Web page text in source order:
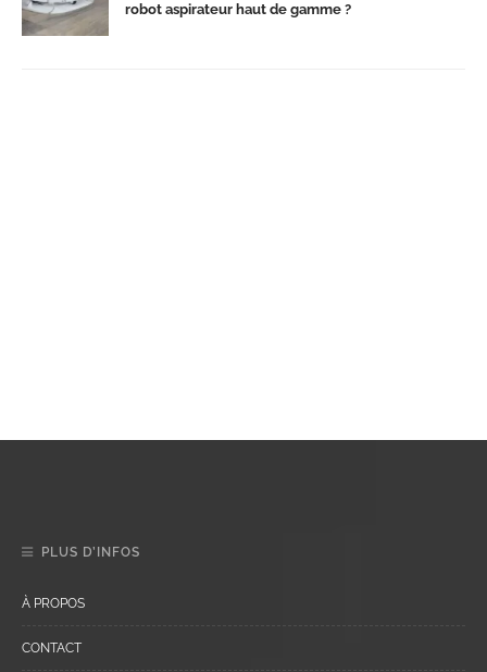
robot aspirateur haut de gamme ?
PLUS D’INFOS
À PROPOS
CONTACT